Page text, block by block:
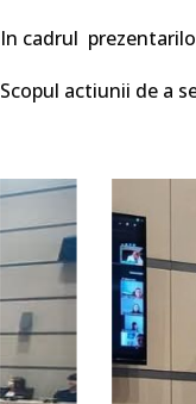
In cadrul
Scopul actiunii de a